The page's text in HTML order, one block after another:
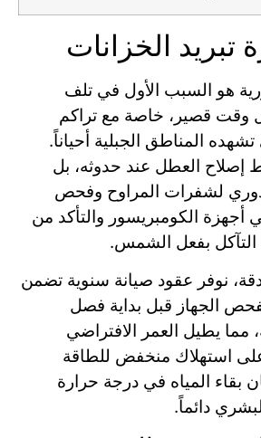
تبريد الخزانات
هو السبب الأول في تلف
وقت قصير، خاصة مع تراكم
تشهده المناطق الجبلية أحياناً.
إصلاح العطل عند حدوثه، بل
لشفرات المراوح وفحص
الكومبريسور والتأكد من
التآكل بفعل الشمس.
نوفر عقود صيانة سنوية تضمن
الجهاز قبل بداية فصل
مما يطيل العمر الافتراضي
استهلاك منخفض للطاقة
بقاء المياه في درجة حرارة
دائماً.